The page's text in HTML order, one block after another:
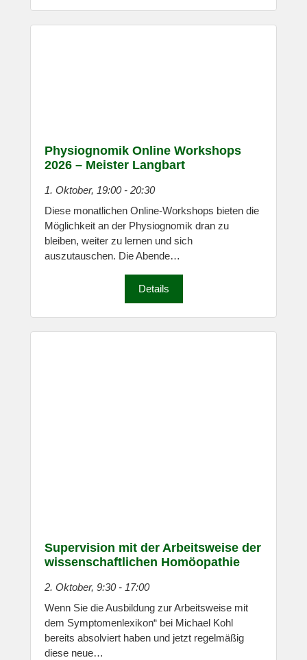
Physiognomik Online Workshops
2026 – Meister Langbart
1. Oktober, 19:00- 20:30
Diese monatlichen Online-Workshops bieten die
Möglichkeit an der Physiognomik dran zu
bleiben, weiter zu lernen und sich
auszutauschen. Die Abende…
Details
Supervision mit der Arbeitsweise der
wissenschaftlichen Homöopathie
2. Oktober, 9:30- 17:00
Wenn Sie die Ausbildung zur Arbeitsweise mit
dem Symptomenlexikon“ bei Michael Kohl
bereits absolviert haben und jetzt regelmäßig
diese neue…